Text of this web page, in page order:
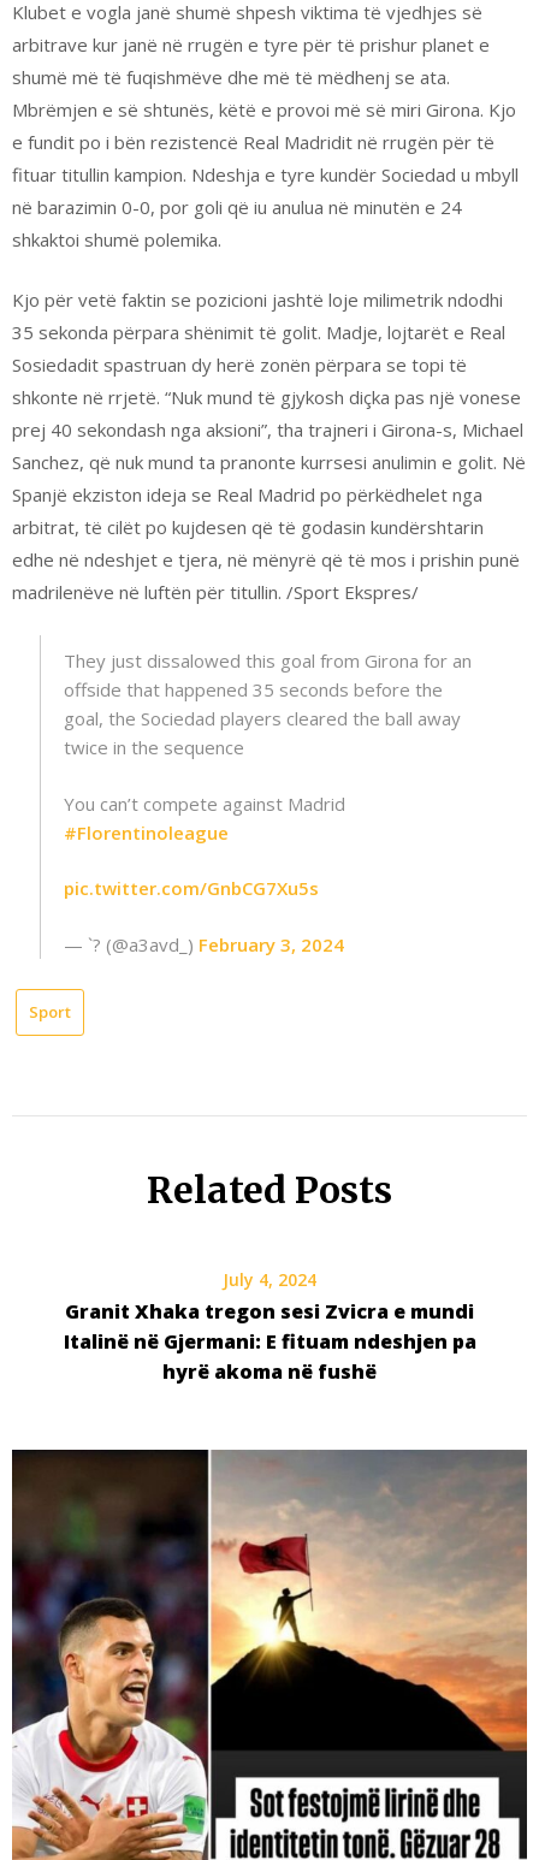
Klubet e vogla janë shumë shpesh viktima të vjedhjes së
arbitrave kur janë në rrugën e tyre për të prishur planet e
shumë më të fuqishmëve dhe më të mëdhenj se ata.
Mbrëmjen e së shtunës, këtë e provoi më së miri Girona. Kjo
e fundit po i bën rezistencë Real Madridit në rrugën për të
fituar titullin kampion. Ndeshja e tyre kundër Sociedad u mbyll
në barazimin 0-0, por goli që iu anulua në minutën e 24
shkaktoi shumë polemika.
Kjo për vetë faktin se pozicioni jashtë loje milimetrik ndodhi
35 sekonda përpara shënimit të golit. Madje, lojtarët e Real
Sosiedadit spastruan dy herë zonën përpara se topi të
shkonte në rrjetë. “Nuk mund të gjykosh diçka pas një vonese
prej 40 sekondash nga aksioni”, tha trajneri i Girona-s, Michael
Sanchez, që nuk mund ta pranonte kurrsesi anulimin e golit. Në
Spanjë ekziston ideja se Real Madrid po përkëdhelet nga
arbitrat, të cilët po kujdesen që të godasin kundërshtarin
edhe në ndeshjet e tjera, në mënyrë që të mos i prishin punë
madrilenëve në luftën për titullin. /Sport Ekspres/
They just dissalowed this goal from Girona for an
offside that happened 35 seconds before the
goal, the Sociedad players cleared the ball away
twice in the sequence
You can’t compete against Madrid
#Florentinoleague
pic.twitter.com/GnbCG7Xu5s
— `? (@a3avd_) February 3, 2024
Sport
Related Posts
July 4, 2024
Granit Xhaka tregon sesi Zvicra e mundi
Italinë në Gjermani: E fituam ndeshjen pa
hyrë akoma në fushë